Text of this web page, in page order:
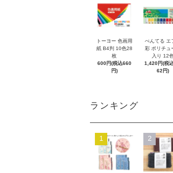
トーヨー 色画用
紙 B4判 10色28
枚
600円(税込660
円)
ぺんてる エ
彩 ポリチュ
入り 12色
1,420円(税
62円)
ランキング
1 2